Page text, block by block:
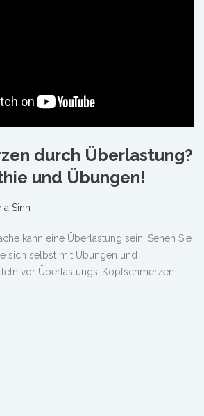
durch Überlastung?
und Übungen!
Sinn
kann eine Überlastung sein! Sehen Sie
sich selbst mit Übungen und
vor Überlastungs-Kopfschmerzen